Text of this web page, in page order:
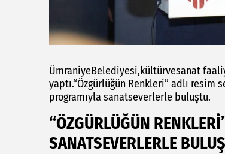
ÜmraniyeBelediyesi,kültürvesanat
yaptı.“Özgürlüğün Renkleri” adlı resim
programıyla sanatseverlerle buluştu.
“ÖZGÜRLÜĞÜN
SANATSEVERLERLE